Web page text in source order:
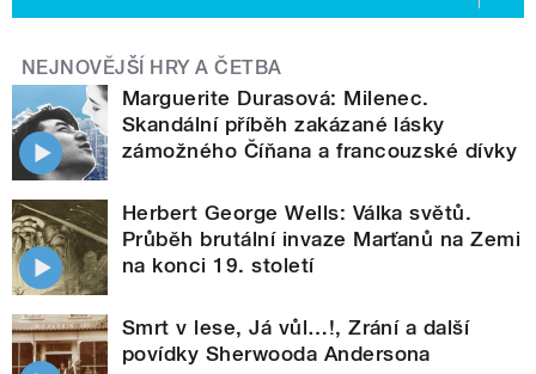
NEJNOVĚJŠÍ HRY A ČETBA
Marguerite Durasová: Milenec.
Skandální příběh zakázané lásky
zámožného Číňana a francouzské dívky
Herbert George Wells: Válka světů.
Průběh brutální invaze Marťanů na Zemi
na konci 19. století
Smrt v lese, Já vůl…!, Zrání a další
povídky Sherwooda Andersona